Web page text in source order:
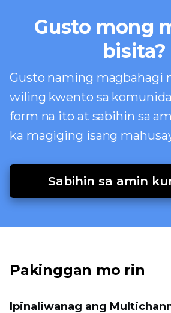
Gusto mong
bisita?
Gusto naming magbahagi
wiling kwento sa
form na ito at sabihin sa
ka magiging isang
Sabihin sa amin
Pakinggan mo rin
Ipinaliwanag ang